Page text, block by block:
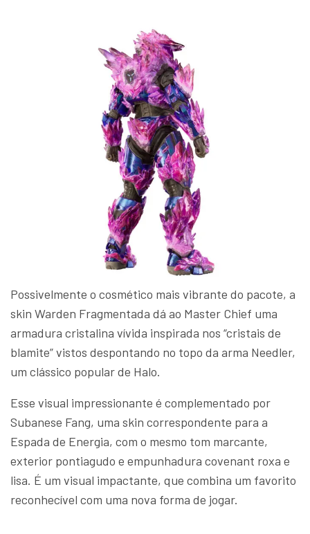
Possivelmente o cosmético mais vibrante do pacote, a
skin Warden Fragmentada dá ao Master Chief uma
armadura cristalina vívida inspirada nos “cristais de
blamite” vistos despontando no topo da arma Needler,
um clássico popular de Halo.
Esse visual impressionante é complementado por
Subanese Fang, uma skin correspondente para a
Espada de Energia, com o mesmo tom marcante,
exterior pontiagudo e empunhadura covenant roxa e
lisa. É um visual impactante, que combina um favorito
reconhecível com uma nova forma de jogar.